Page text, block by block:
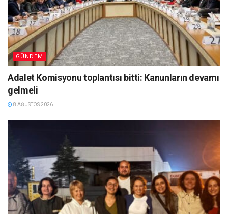
GÜNDEM
Adalet Komisyonu toplantısı bitti: Kanunların devamı
gelmeli
8 AĞUSTOS 2026